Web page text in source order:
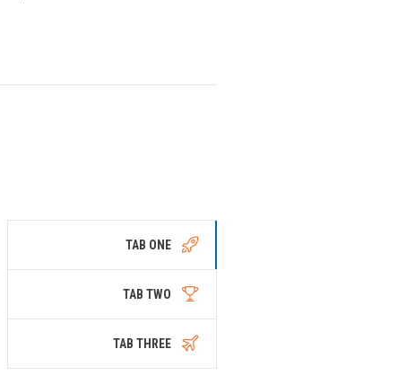
TAB ONE
TAB TWO
TAB THREE